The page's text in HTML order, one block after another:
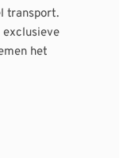
transport.
exclusieve
het